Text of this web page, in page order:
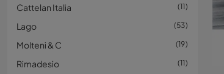
Cattelan Italia 11
Lago 53
Molteni & C 19
Rimadesio 11